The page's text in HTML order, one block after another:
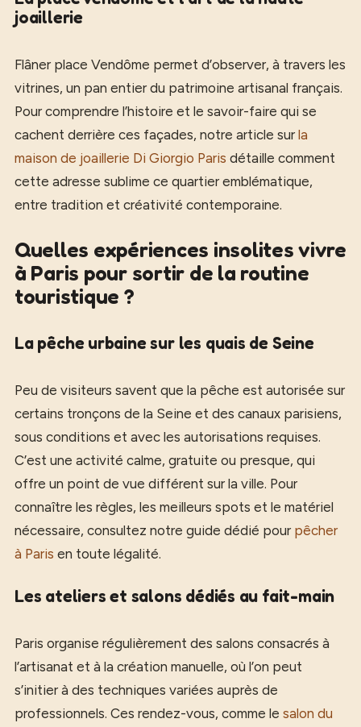
joaillerie
Flâner place Vendôme permet d’observer, à travers les
vitrines, un pan entier du patrimoine artisanal français.
Pour comprendre l’histoire et le savoir-faire qui se
cachent derrière ces façades, notre article sur la
maison de joaillerie Di Giorgio Paris détaille comment
cette adresse sublime ce quartier emblématique,
entre tradition et créativité contemporaine.
Quelles expériences insolites vivre
à Paris pour sortir de la routine
touristique ?
La pêche urbaine sur les quais de Seine
Peu de visiteurs savent que la pêche est autorisée sur
certains tronçons de la Seine et des canaux parisiens,
sous conditions et avec les autorisations requises.
C’est une activité calme, gratuite ou presque, qui
offre un point de vue différent sur la ville. Pour
connaître les règles, les meilleurs spots et le matériel
nécessaire, consultez notre guide dédié pour pêcher
à Paris en toute légalité.
Les ateliers et salons dédiés au fait-main
Paris organise régulièrement des salons consacrés à
l’artisanat et à la création manuelle, où l’on peut
s’initier à des techniques variées auprès de
professionnels. Ces rendez-vous, comme le salon du